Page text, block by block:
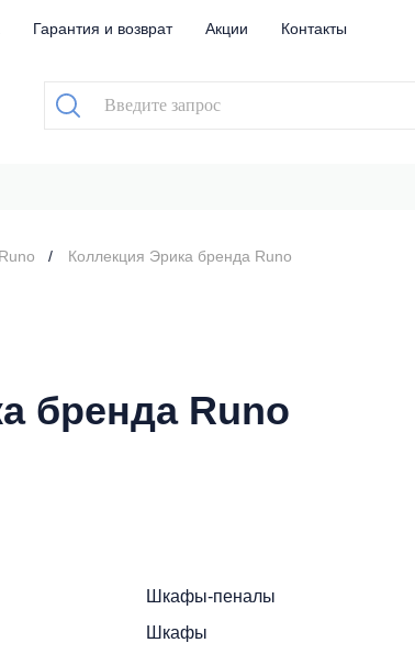
Гарантия и возврат Акции Контакты
Runo Коллекция Эрика бренда Runo
бренда Runo
Шкафы-пеналы
Шкафы